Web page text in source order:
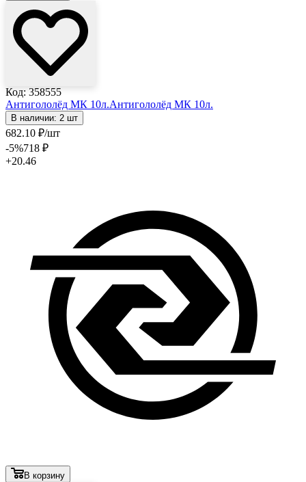
Код: 358555
Антигололёд МК 10л.Антигололёд МК 10л.
В наличии: 2 шт
682.10 ₽/шт
-5%718 ₽
+20.46
В корзину